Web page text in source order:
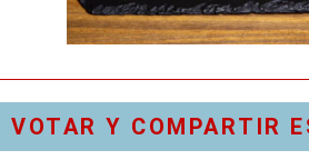
VOTAR Y COMPARTIR